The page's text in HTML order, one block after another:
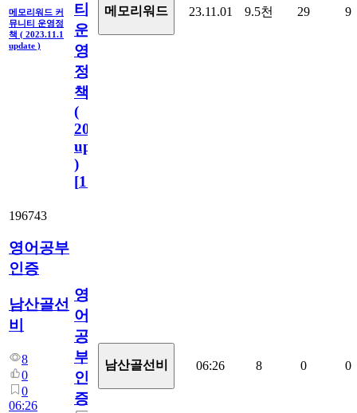
메모리워드 커
뮤니티 운영정
책 ( 2023.11.1
update )
티
운
영
정
책
(
2023.11.1
update
)
[110
메모리워드 23.11.01 9.5천 29 9
196743
영어공부
인증
남산골선
비
8
0
0
06:26
영
어
공
부
인
증
남산골선비 06:26 8 0 0